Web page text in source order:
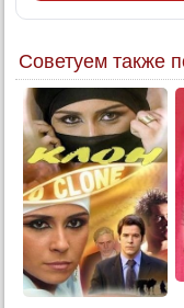
19 серия
22 серия
23 серия
24 серия
25 серия
26 серия
27 серия
28 серия
Советуем также